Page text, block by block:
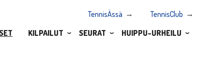
TennisÄssä TennisClub
KILPAILUT SEURAT HUIPPU-URHEILU